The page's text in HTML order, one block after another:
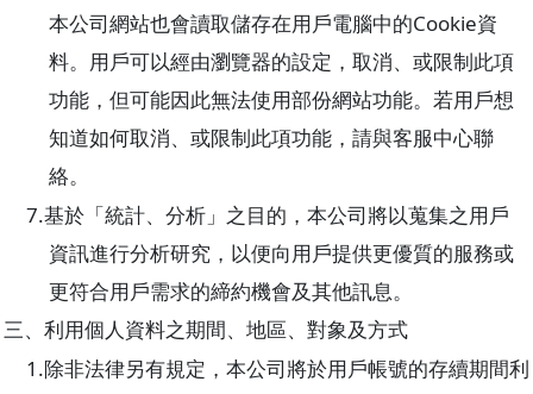
本公司網站也會讀取儲存在用戶電腦中的Cookie資
料。用戶可以經由瀏覽器的設定，取消、或限制此項
功能，但可能因此無法使用部份網站功能。若用戶想
知道如何取消、或限制此項功能，請與客服中心聯
絡。
7.基於「統計、分析」之目的，本公司將以蒐集之用戶
資訊進行分析研究，以便向用戶提供更優質的服務或
更符合用戶需求的締約機會及其他訊息。
三、利用個人資料之期間、地區、對象及方式
1.除非法律另有規定，本公司將於用戶帳號的存續期間利